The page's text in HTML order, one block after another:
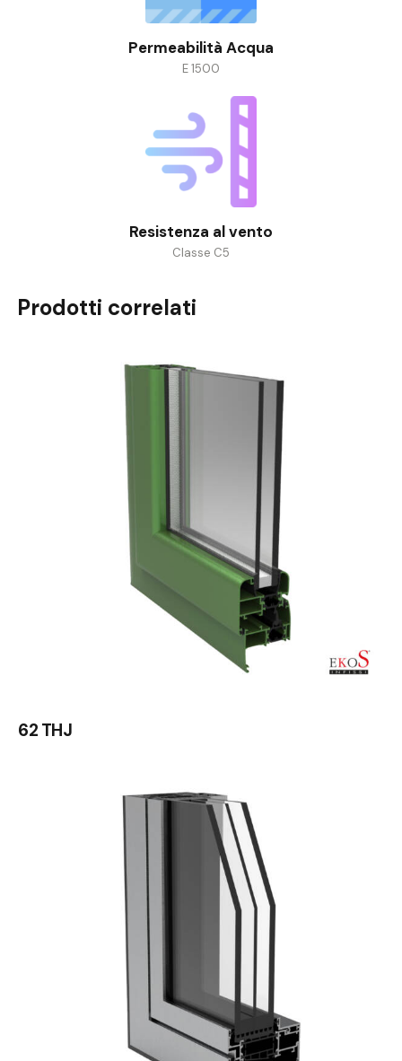
Permeabilità Acqua
E 1500
Resistenza al vento
Classe C5
Prodotti correlati
62 THJ